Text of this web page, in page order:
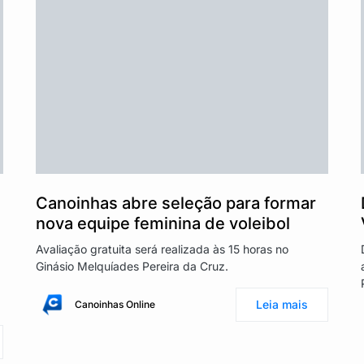
Canoinhas abre seleção para formar
nova equipe feminina de voleibol
Avaliação gratuita será realizada às 15 horas no
Ginásio Melquíades Pereira da Cruz.
Canoinhas Online Leia mais